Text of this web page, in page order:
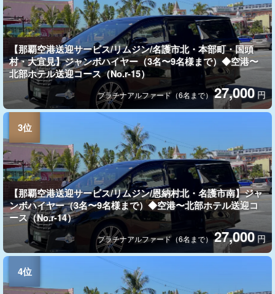
【那覇空港送迎サービス/リムジン/名護市北・本部町・国頭
村・大宜見】ジャンボハイヤー（3名〜9名様まで）◆空港〜
北部ホテル送迎コース（No.r-15）
プラチナアルファード（6名まで）27,000 円
【那覇空港送迎サービス/リムジン/恩納村北・名護市南】ジャ
ンボハイヤー（3名〜9名様まで）◆空港〜北部ホテル送迎コ
ース（No.r-14）
プラチナアルファード（6名まで）27,000 円